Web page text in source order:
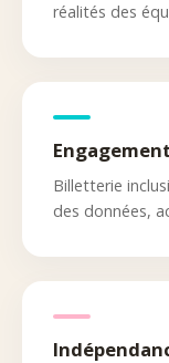
réalités des
Billetterie
des données,